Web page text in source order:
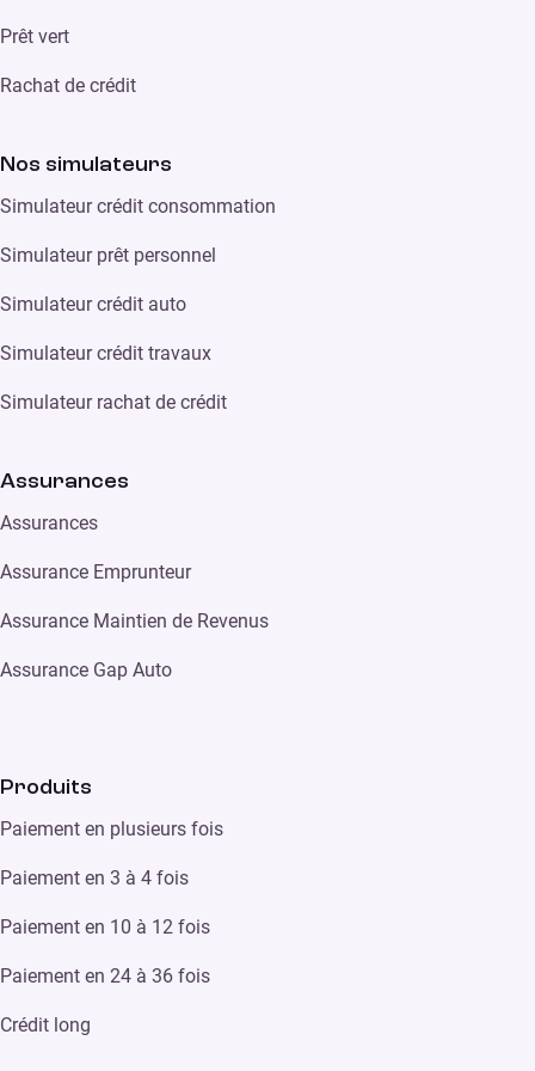
Prêt vert
Rachat de crédit
Nos simulateurs
Simulateur crédit consommation
Simulateur prêt personnel
Simulateur crédit auto
Simulateur crédit travaux
Simulateur rachat de crédit
Assurances
Assurances
Assurance Emprunteur
Assurance Maintien de Revenus
Assurance Gap Auto
Produits
Paiement en plusieurs fois
Paiement en 3 à 4 fois
Paiement en 10 à 12 fois
Paiement en 24 à 36 fois
Crédit long